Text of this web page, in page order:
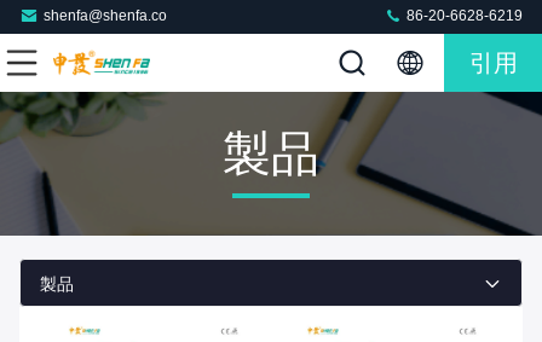
shenfa@shenfa.co 86-20-6628-6219
引用
製品
製品